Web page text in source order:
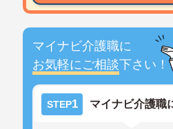
マイナビ介護職に
お気軽にご相談下さい！
STEP1 マイナビ介護職